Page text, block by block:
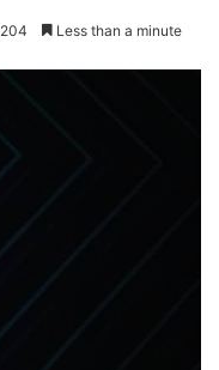
204 Less than a minute